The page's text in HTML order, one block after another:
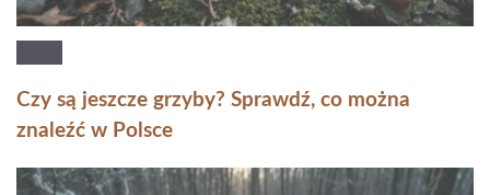
Czy są jeszcze grzyby? Sprawdź, co można
znaleźć w Polsce